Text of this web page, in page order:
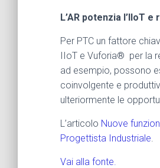
L’AR potenzia l’IIoT
Per PTC un fattore
IIoT e Vuforia® per la
ad esempio, possono
coinvolgente e
ulteriormente le
L’articolo Nuove
Progettista Industriale.
Vai alla fonte.